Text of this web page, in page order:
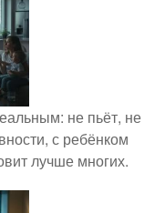
не пьёт, не
с ребёнком
лучше многих.